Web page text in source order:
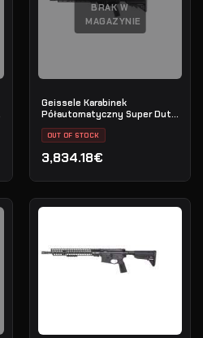
BRAK W
MAGAZYNIE
Geissele Karabinek
Półautomatyczny Super Duty
14.5" 5.56MM - Luna Black
OUT OF STOCK
3,834.18€